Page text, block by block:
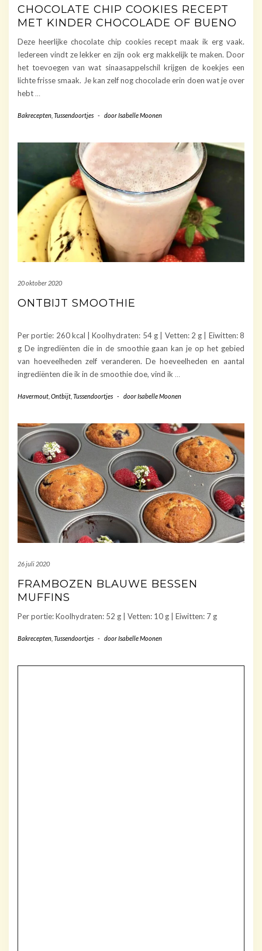
CHOCOLATE CHIP COOKIES RECEPT
MET KINDER CHOCOLADE OF BUENO
Deze heerlijke chocolate chip cookies recept maak ik erg vaak.
Iedereen vindt ze lekker en zijn ook erg makkelijk te maken. Door
het toevoegen van wat sinaasappelschil krijgen de koekjes een
lichte frisse smaak. Je kan zelf nog chocolade erin doen wat je over
hebt …
Bakrecepten Tussendoortjes - door Isabelle Moonen
20 oktober 2020
ONTBIJT SMOOTHIE
Per portie: 260 kcal | Koolhydraten: 54 g | Vetten: 2 g | Eiwitten: 8
g De ingrediënten die in de smoothie gaan kan je op het gebied
van hoeveelheden zelf veranderen. De hoeveelheden en aantal
ingrediënten die ik in de smoothie doe, vind ik …
Havermout Ontbijt Tussendoortjes - doorIsabelle Moonen
26 juli 2020
FRAMBOZEN BLAUWE BESSEN
MUFFINS
Per portie: Koolhydraten: 52 g | Vetten: 10 g | Eiwitten: 7 g
Bakrecepten Tussendoortjes - doorIsabelle Moonen